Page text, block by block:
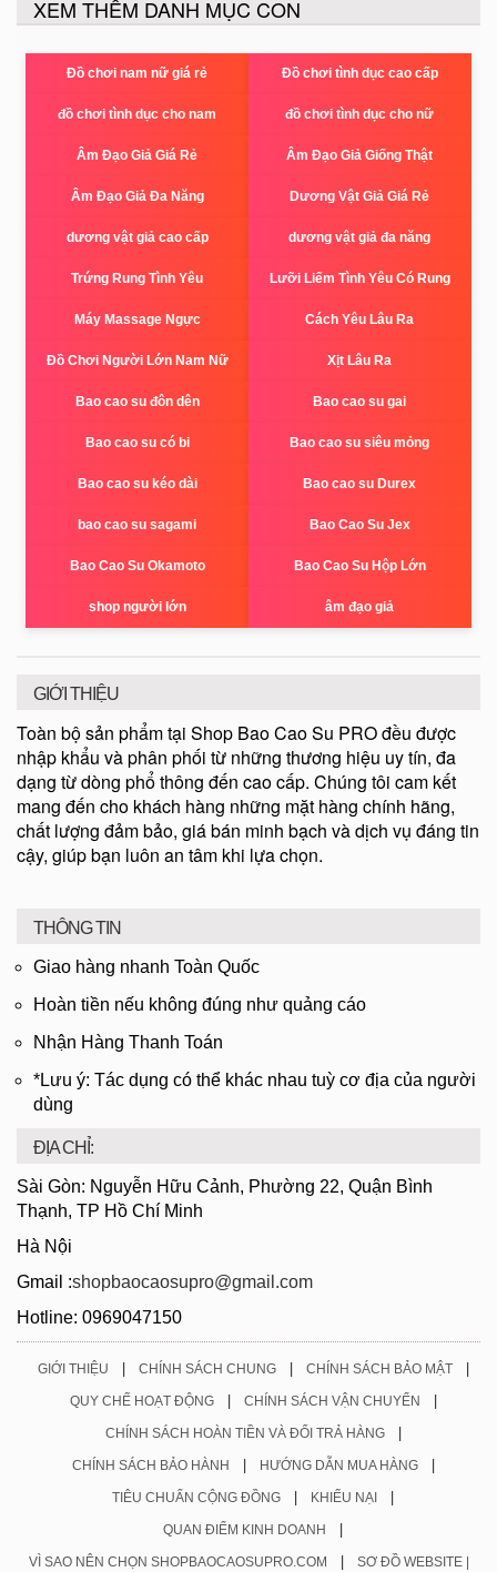
XEM THÊM DANH MỤC CON
Đồ chơi nam nữ giá rẻ Đồ chơi tình dục cao cấp
đồ chơi tình dục cho nam đồ chơi tình dục cho nữ
Âm Đạo Giả Giá Rẻ Âm Đạo Giả Giống Thật
Âm Đạo Giả Đa Năng Dương Vật Giả Giá Rẻ
dương vật giả cao cấp dương vật giả đa năng
Trứng Rung Tình Yêu Lưỡi Liếm Tình Yêu Có Rung
Máy Massage Ngực Cách Yêu Lâu Ra
Đồ Chơi Người Lớn Nam Nữ Xịt Lâu Ra
Bao cao su đôn dên Bao cao su gai
Bao cao su có bi Bao cao su siêu mỏng
Bao cao su kéo dài Bao cao su Durex
bao cao su sagami Bao Cao Su Jex
Bao Cao Su Okamoto Bao Cao Su Hộp Lớn
shop người lớn âm đạo giả
GIỚI THIỆU
Toàn bộ sản phẩm tại Shop Bao Cao Su PRO đều được
nhập khẩu và phân phối từ những thương hiệu uy tín, đa
dạng từ dòng phổ thông đến cao cấp. Chúng tôi cam kết
mang đến cho khách hàng những mặt hàng chính hãng,
chất lượng đảm bảo, giá bán minh bạch và dịch vụ đáng tin
cậy, giúp bạn luôn an tâm khi lựa chọn.
THÔNG TIN
Giao hàng nhanh Toàn Quốc
Hoàn tiền nếu không đúng như quảng cáo
Nhận Hàng Thanh Toán
*Lưu ý: Tác dụng có thể khác nhau tuỳ cơ địa của người
dùng
ĐỊA CHỈ:
Sài Gòn: Nguyễn Hữu Cảnh, Phường 22, Quận Bình
Thạnh, TP Hồ Chí Minh
Hà Nội
Gmail :shopbaocaosupro@gmail.com
Hotline: 0969047150
GIỚI THIỆU | CHÍNH SÁCH CHUNG | CHÍNH SÁCH BẢO MẬT |
QUY CHẾ HOẠT ĐỘNG | CHÍNH SÁCH VẬN CHUYỂN |
CHÍNH SÁCH HOÀN TIỀN VÀ ĐỔI TRẢ HÀNG |
CHÍNH SÁCH BẢO HÀNH | HƯỚNG DẪN MUA HÀNG |
TIÊU CHUẨN CỘNG ĐỒNG | KHIẾU NẠI |
QUAN ĐIỂM KINH DOANH |
VÌ SAO NÊN CHỌN SHOPBAOCAOSUPRO.COM | SƠ ĐỒ WEBSITE |